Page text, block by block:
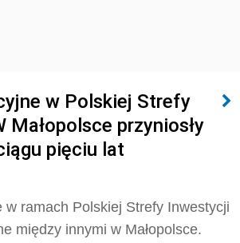
w Polskiej Strefy
Małopolsce przyniosły
pięciu lat
w ramach Polskiej Strefy Inwestycji
między innymi w Małopolsce.